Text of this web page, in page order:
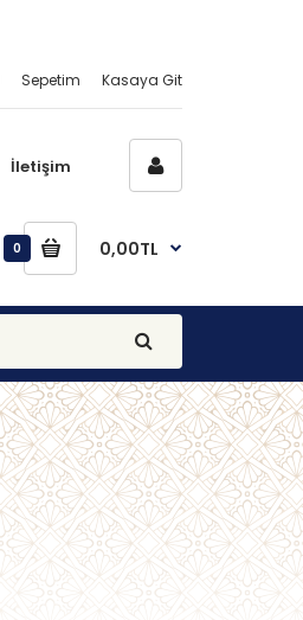
Sepetim Kasaya Git
İletişim
0 0,00TL